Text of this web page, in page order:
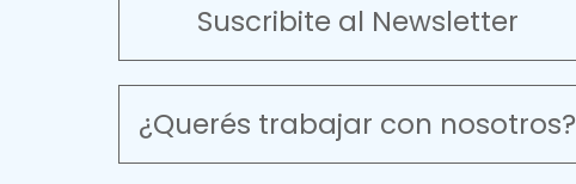
Suscribite al Newsletter
¿Querés trabajar con nosotros?